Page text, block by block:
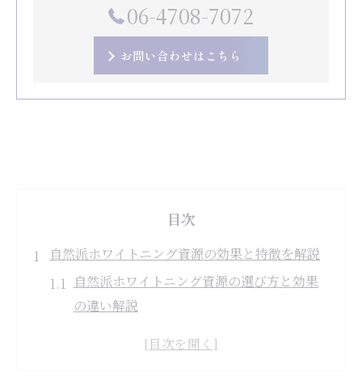
06-4708-7072
お問い合わせはこちら
目次
自然派ホワイトニング資源の効果と特徴を解説
自然派ホワイトニング資源の選び方と効果
の違い解説